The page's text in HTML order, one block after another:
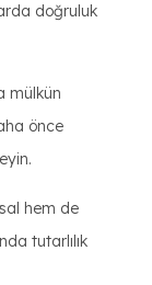
doğruluk
mülkün
önce
hem de
tutarlılık